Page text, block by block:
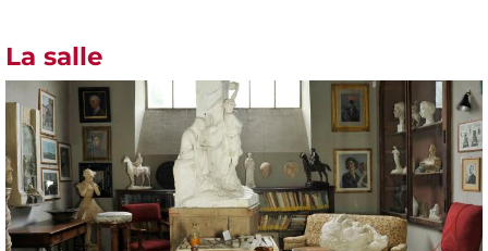
La salle